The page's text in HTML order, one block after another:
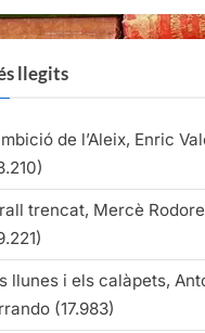
llegits
de l’Aleix, Enric
trencat, Mercè
llunes i els calàpets,
(17.983)